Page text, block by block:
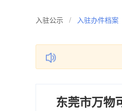
入驻公示 / 入驻办件档案
东莞市万物